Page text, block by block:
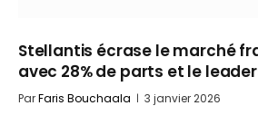
Stellantis écrase le marché
avec 28% de parts et le
ParFaris Bouchaala 3 janvier 2026